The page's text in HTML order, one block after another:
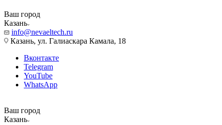
Ваш город
Казань
info@nevaeltech.ru
Казань, ул. Галиаскара Камала, 18
Вконтакте
Telegram
YouTube
WhatsApp
Ваш город
Казань